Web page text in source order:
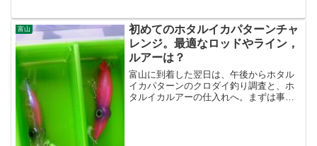
風はほとんど無く、グッドコン...
富山
初めてのホタルイカパターンチャ
レンジ。最適なロッドやライン，
ルアーは？
富山に到着した翌日は、午後からホタル
イカパターンのクロダイ釣り調査と、ホ
タルイカルアーの仕入れへ。まずは事前